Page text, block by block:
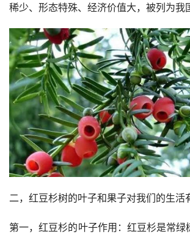
稀少、形态特殊、经济价值大，被列为我
二，红豆杉树的叶子和果子对我们的生活
第一，红豆杉的叶子作用：红豆杉是常绿